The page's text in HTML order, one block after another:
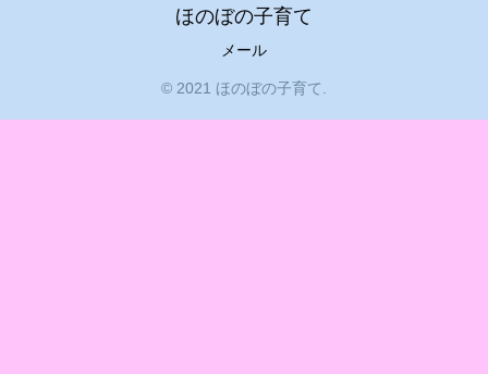
ほのぼの子育て
メール
© 2021 ほのぼの子育て.